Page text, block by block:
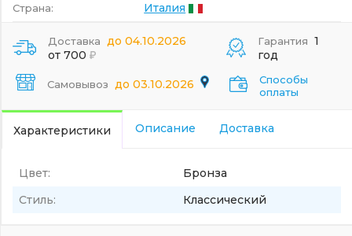
Страна: Италия
Доставка до 04.10.2026
от 700
Самовывоз до 03.10.2026
Гарантия 1
год
Способы
оплаты
Характеристики Описание Доставка
Цвет:
Бронза
Стиль:
Классический